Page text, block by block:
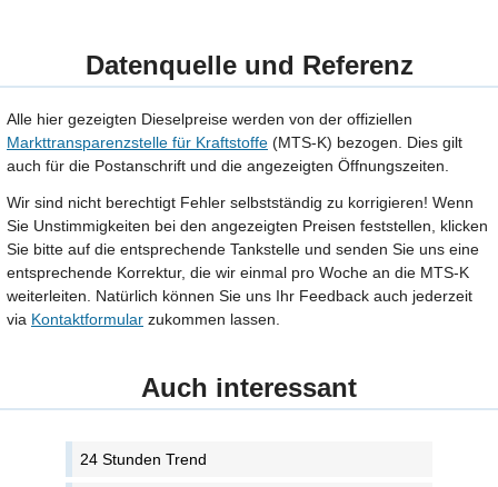
Datenquelle und Referenz
Alle hier gezeigten Dieselpreise werden von der offiziellen
Markttransparenzstelle für Kraftstoffe (MTS-K) bezogen. Dies gilt
auch für die Postanschrift und die angezeigten Öffnungszeiten.
Wir sind nicht berechtigt Fehler selbstständig zu korrigieren! Wenn
Sie Unstimmigkeiten bei den angezeigten Preisen feststellen, klicken
Sie bitte auf die entsprechende Tankstelle und senden Sie uns eine
entsprechende Korrektur, die wir einmal pro Woche an die MTS-K
weiterleiten. Natürlich können Sie uns Ihr Feedback auch jederzeit
via Kontaktformular zukommen lassen.
Auch interessant
24 Stunden Trend